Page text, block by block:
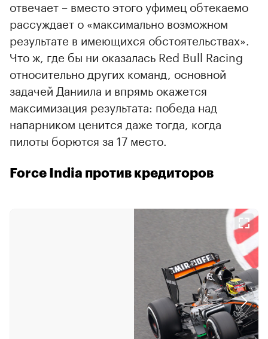
отвечает – вместо этого уфимец обтекаемо
рассуждает о «максимально возможном
результате в имеющихся обстоятельствах».
Что ж, где бы ни оказалась Red Bull Racing
относительно других команд, основной
задачей Даниила и впрямь окажется
максимизация результата: победа над
напарником ценится даже тогда, когда
пилоты борются за 17 место.
Force India против кредиторов